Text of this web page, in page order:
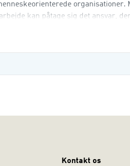
organisationer.
kan påtage sig det ansvar,
Kontakt os